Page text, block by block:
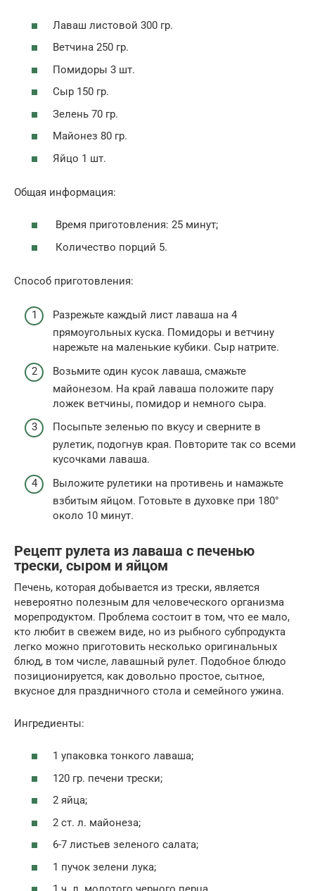
Лаваш листовой 300 гр.
Ветчина 250 гр.
Помидоры 3 шт.
Сыр 150 гр.
Зелень 70 гр.
Майонез 80 гр.
Яйцо 1 шт.
Общая информация:
Время приготовления: 25 минут;
Количество порций 5.
Способ приготовления:
Разрежьте каждый лист лаваша на 4
прямоугольных куска. Помидоры и ветчину
нарежьте на маленькие кубики. Сыр натрите.
Возьмите один кусок лаваша, смажьте
майонезом. На край лаваша положите пару
ложек ветчины, помидор и немного сыра.
Посыпьте зеленью по вкусу и сверните в
рулетик, подогнув края. Повторите так со всеми
кусочками лаваша.
Выложите рулетики на противень и намажьте
взбитым яйцом. Готовьте в духовке при 180°
около 10 минут.
Рецепт рулета из лаваша с печенью
трески, сыром и яйцом
Печень, которая добывается из трески, является
невероятно полезным для человеческого организма
морепродуктом. Проблема состоит в том, что ее мало,
кто любит в свежем виде, но из рыбного субпродукта
легко можно приготовить несколько оригинальных
блюд, в том числе, лавашный рулет. Подобное блюдо
позиционируется, как довольно простое, сытное,
вкусное для праздничного стола и семейного ужина.
Ингредиенты:
1 упаковка тонкого лаваша;
120 гр. печени трески;
2 яйца;
2 ст. л. майонеза;
6-7 листьев зеленого салата;
1 пучок зелени лука;